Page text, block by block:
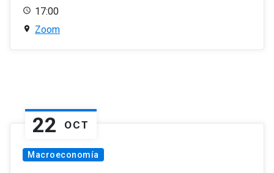
17:00
Zoom
22 OCT
Macroeconomía